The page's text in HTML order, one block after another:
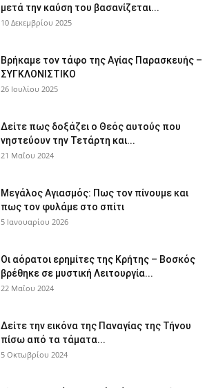
μετά την καύση του βασανίζεται...
10 Δεκεμβρίου 2025
Βρήκαμε τον τάφο της Αγίας Παρασκευής –
ΣΥΓΚΛΟΝΙΣΤΙΚΟ
26 Ιουλίου 2025
Δείτε πως δοξάζει ο Θεός αυτούς που
νηστεύουν την Τετάρτη και...
21 Μαΐου 2024
Μεγάλος Αγιασμός: Πως τον πίνουμε και
πως τον φυλάμε στο σπίτι
5 Ιανουαρίου 2026
Οι αόρατοι ερημίτες της Κρήτης – Βοσκός
βρέθηκε σε μυστική Λειτουργία...
22 Μαΐου 2024
Δείτε την εικόνα της Παναγίας της Τήνου
πίσω από τα τάματα...
5 Οκτωβρίου 2024